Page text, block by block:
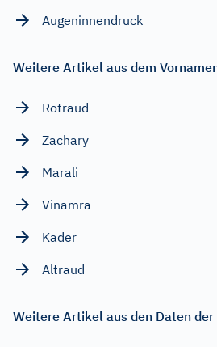
Augeninnendruck
Weitere Artikel aus dem
Rotraud
Zachary
Marali
Vinamra
Kader
Altraud
Weitere Artikel aus den Daten